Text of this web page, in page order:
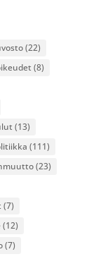
(22)
(8)
(13)
(111)
(23)
(7)
(12)
(7)